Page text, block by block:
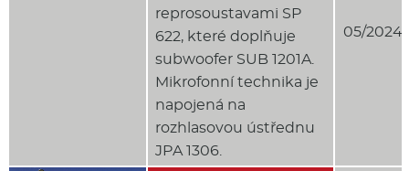
05/2024
reprosoustavami SP
622, které doplňuje
subwoofer SUB 1201A.
Mikrofonní technika je
napojená na
rozhlasovou ústřednu
JPA 1306.